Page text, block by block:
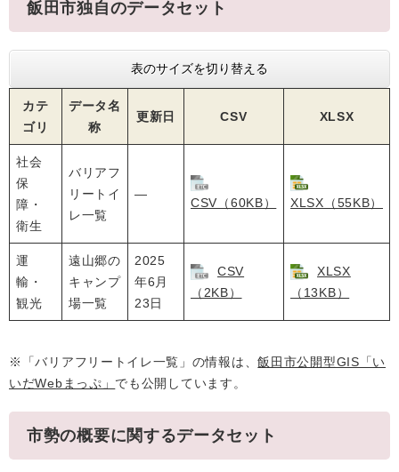
飯田市独自のデータセット
表のサイズを切り替える
カテ
ゴリ
データ名
称
更新日 CSV XLSX
社会
保
障・
衛生
バリアフ
リートイ
レ一覧
—
CSV（60KB） XLSX（55KB）
運
輸・
観光
遠山郷の
キャンプ
場一覧
2025
年6月
23日
CSV
（2KB）
XLSX
（13KB）
※「バリアフリートイレ一覧」の情報は、飯田市公開型GIS「い
いだWebまっぷ」 でも公開しています。
市勢の概要に関するデータセット